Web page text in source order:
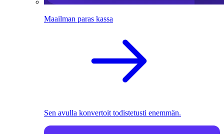
Maailman paras kassa
Sen avulla konvertoit todistetusti enemmän.